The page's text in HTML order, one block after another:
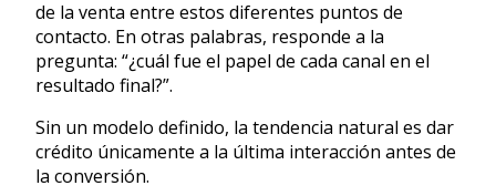
de la venta entre estos diferentes puntos de
contacto. En otras palabras, responde a la
pregunta: “¿cuál fue el papel de cada canal en el
resultado final?”.
Sin un modelo definido, la tendencia natural es dar
crédito únicamente a la última interacción antes de
la conversión.